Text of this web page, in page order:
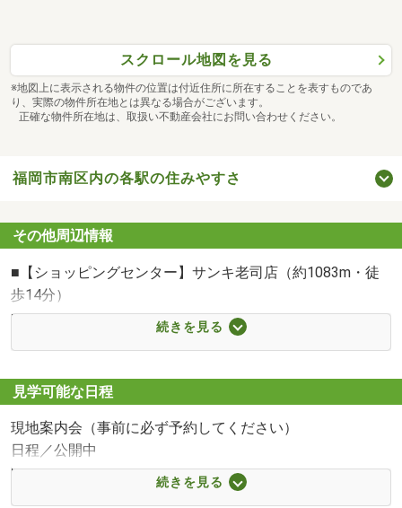
→先を見据えた人生設計を提案します♪
生涯の住宅に関わる費用を把握して初めて、お客様の本当
報」をご提供し、最適なお住まい探しをお手伝いさせて頂
「ヤマダ不動産」では、各提携会社と連携し常に新しい情
報や未公開情報を豊富に準備しています！
☆物件の価格や写真を随時更新しています☆
気になる物件の価格変更や、物件の経過もわかる便利な
「お気に入り追加」を是非ご活用下さい♪
スクロール地図を見る
※地図上に表示される物件の位置は付近住所に所在することを表すものであ
り、実際の物件所在地とは異なる場合がございます。
正確な物件所在地は、取扱い不動産会社にお問い合わせください。
福岡市南区内の各駅の住みやすさ
その他周辺情報
■【ショッピングセンター】サンキ老司店（約1083m・徒
歩14分）
■【スーパー】マックスバリュエクスプレス老司店（約
徒歩14分）
■【スーパー】マルショク鶴田店（約1175m・徒歩15分）
■【コンビニ】セブンイレブン福岡老司3丁目店（約
183m・徒歩3分）
■【コンビニ】ファミリーマート福岡屋形原三丁目店（約
続きを見る
見学可能な日程
現地案内会（事前に必ず予約してください）
日程／公開中
時間／10:00～19:00
続きを見る